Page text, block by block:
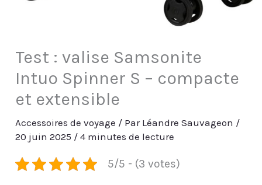
Test : valise Samsonite
Intuo Spinner S – compacte
et extensible
Accessoires de voyage / Par Léandre Sauvageon /
20 juin 2025 /4 minutes de lecture
5/5 - (3 votes)